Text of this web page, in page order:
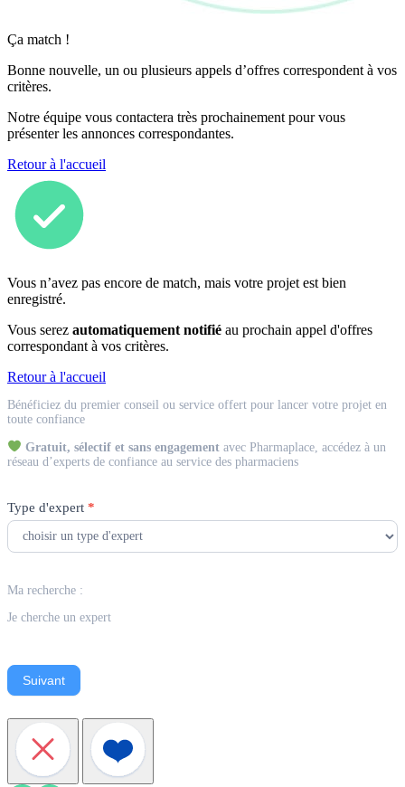
Ça match !
Bonne nouvelle, un ou plusieurs appels d’offres correspondent à vos
critères.
Notre équipe vous contactera très prochainement pour vous
présenter les annonces correspondantes.
Retour à l'accueil
Vous n’avez pas encore de match, mais votre projet est bien
enregistré.
Vous serez automatiquement notifié au prochain appel d'offres
correspondant à vos critères.
Retour à l'accueil
Expert
Bénéficiez du premier conseil ou service offert pour lancer votre projet en
toute confiance
Gratuit, sélectif et sans engagementavec Pharmaplace, accédez à un
réseau d’experts de confiance au service des pharmaciens
Type d'expert *
Ma recherche :
Je cherche un expert
Suivant